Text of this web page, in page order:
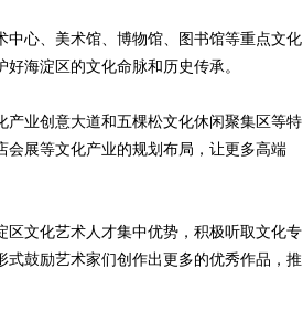
心、美术馆、博物馆、图书馆等重点文化
海淀区的文化命脉和历史传承。
业创意大道和五棵松文化休闲聚集区等特
展等文化产业的规划布局，让更多高端
文化艺术人才集中优势，积极听取文化专
鼓励艺术家们创作出更多的优秀作品，推